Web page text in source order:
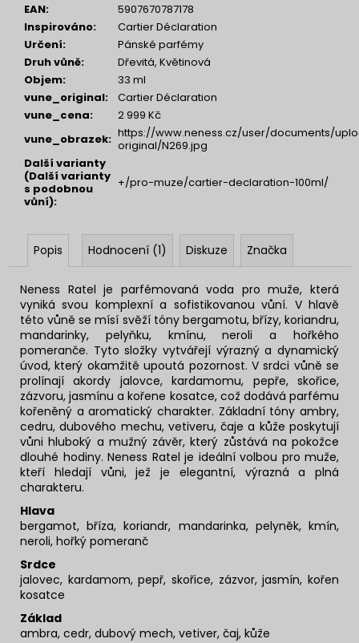
EAN:
5907670787178
Inspirováno:
Cartier Déclaration
Určení:
Pánské parfémy
Druh vůně:
Dřevitá, Květinová
Objem:
33 ml
vune_original:
Cartier Déclaration
vune_cena:
2 999 Kč
vune_obrazek: https://www.neness.cz/user/documents/
original/N269.jpg
Další varianty
(Další varianty
s podobnou
vůní):
+/pro-muze/cartier-declaration-100ml/
Popis Hodnocení (1) Diskuze Značka
Neness Ratel je parfémovaná voda pro muže, která
vyniká svou komplexní a sofistikovanou vůní. V hlavě
této vůně se mísí svěží tóny bergamotu, břízy, koriandru,
mandarinky, pelyňku, kmínu, neroli a hořkého
pomeranče. Tyto složky vytvářejí výrazný a dynamický
úvod, který okamžitě upoutá pozornost. V srdci vůně se
prolínají akordy jalovce, kardamomu, pepře, skořice,
zázvoru, jasmínu a kořene kosatce, což dodává parfému
kořeněný a aromatický charakter. Základní tóny ambry,
cedru, dubového mechu, vetiveru, čaje a kůže poskytují
vůni hluboký a mužný závěr, který zůstává na pokožce
dlouhé hodiny. Neness Ratel je ideální volbou pro muže,
kteří hledají vůni, jež je elegantní, výrazná a plná
charakteru.
Hlava
bergamot, bříza, koriandr, mandarinka, pelyněk, kmín,
neroli, hořký pomeranč
Srdce
jalovec, kardamom, pepř, skořice, zázvor, jasmín, kořen
kosatce
Základ
ambra, cedr, dubový mech, vetiver, čaj, kůže